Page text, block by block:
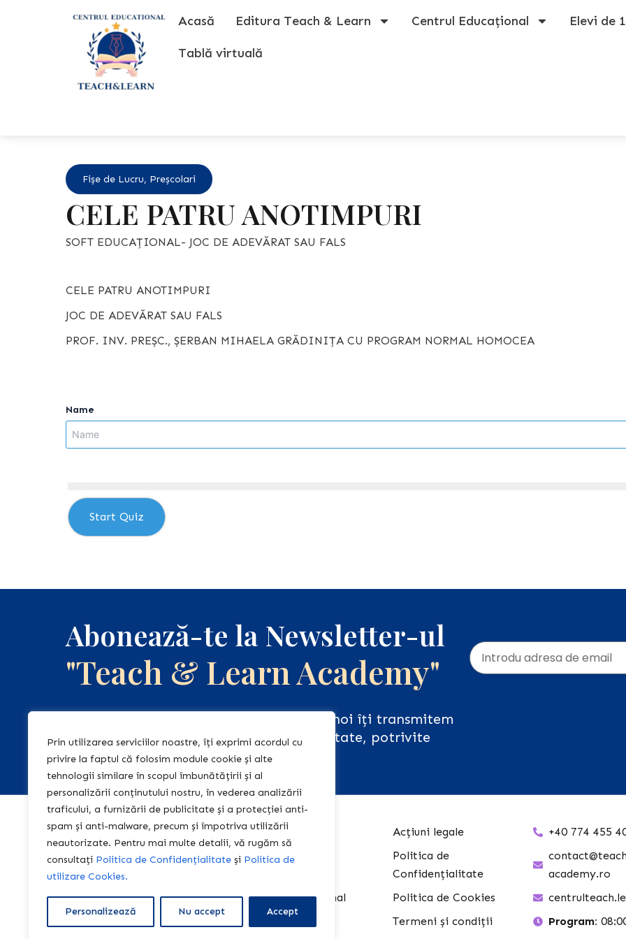
Prin utilizarea serviciilor noastre, îți exprimi acordul cu
privire la faptul că folosim module cookie și alte
tehnologii similare în scopul îmbunătățirii și al
personalizării conținutului nostru, în vederea analizării
traficului, a furnizării de publicitate și a protecției anti-
spam și anti-malware, precum și împotriva utilizării
neautorizate. Pentru mai multe detalii, vă rugăm să
consultați Politica de Confidențialitate și Politica de
utilizare Cookies.
Personalizează Nu accept Accept
Acasă Editura Teach & Learn Centrul Educațional Elevi de
Tablă virtuală
Fișe de Lucru, Preșcolari
CELE PATRU ANOTIMPURI
SOFT EDUCAȚIONAL- JOC DE ADEVĂRAT SAU FALS
CELE PATRU ANOTIMPURI
JOC DE ADEVĂRAT SAU FALS
PROF. INV. PREȘC., ȘERBAN MIHAELA GRĂDINIȚA CU PROGRAM NORMAL HOMOCEA
Name
Start Quiz
Abonează-te la Newsletter-ul
"Teach & Learn Academy"
Abonează-te la newsletter-ul nostru, iar noi îți transmitem
regulat informații relevante și de actualitate, potrivite
pentru tine!
Acasă
Editura Teach &
Centrul Educațional
Fișe de lucru
Acțiuni legale
Politica de
Confidențialitate
Politica de Cookies
Termeni și condiții
+40 774 455
academy.ro
Program: